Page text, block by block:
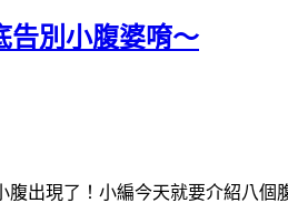
告別小腹婆唷～
出現了！小編今天就要介紹八個